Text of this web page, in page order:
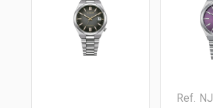
Ref.